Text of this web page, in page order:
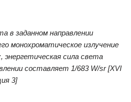
в заданном направлении
монохроматическое излучение
энергетическая сила света
составляет 1/683 W/sr [XVI
3]